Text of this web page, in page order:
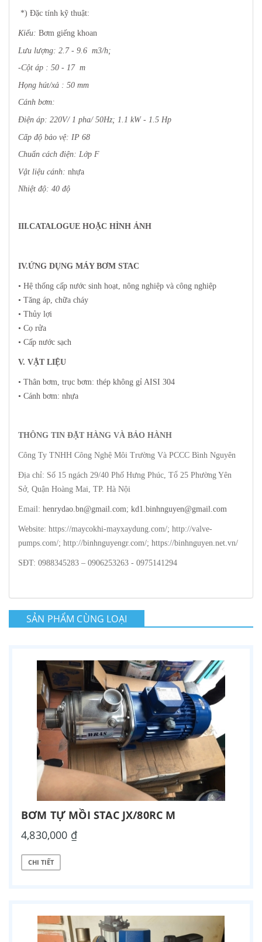
*) Đặc tính kỹ thuật:
Kiểu: Bơm giếng khoan
Lưu lượng: 2.7 - 9.6 m3/h;
-Cột áp : 50 - 17 m
Họng hút/xả : 50 mm
Cánh bơm:
Điện áp: 220V/ 1 pha/ 50Hz; 1.1 kW - 1.5 Hp
Cấp độ bảo vệ: IP 68
Chuẩn cách điện: Lớp F
Vật liệu cánh: nhựa
Nhiệt độ: 40 độ
III.CATALOGUE HOẶC HÌNH ẢNH
IV.ỨNG DỤNG MÁY BƠM STAC
• Hệ thống cấp nước sinh hoạt, nông nghiệp và công nghiệp
• Tăng áp, chữa cháy
• Thủy lợi
• Cọ rửa
• Cấp nước sạch
V. VẬT LIỆU
• Thân bơm, trục bơm: thép không gỉ AISI 304
• Cánh bơm: nhựa
THÔNG TIN ĐẶT HÀNG VÀ BẢO HÀNH
Công Ty TNHH Công Nghệ Môi Trường Và PCCC Bình Nguyên
Địa chỉ: Số 15 ngách 29/40 Phố Hưng Phúc, Tổ 25 Phường Yên
Sở, Quận Hoàng Mai, TP. Hà Nội
Email: henrydao.bn@gmail.com; kd1.binhnguyen@gmail.com
Website: https://maycokhi-mayxaydung.com/; http://valve-
pumps.com/; http://binhnguyengr.com/; https://binhnguyen.net.vn/
SĐT: 0988345283 – 0906253263 - 0975141294
SẢN PHẨM CÙNG LOẠI
BƠM TỰ MỒI STAC JX/80RC M
4,830,000 ₫
CHI TIẾT